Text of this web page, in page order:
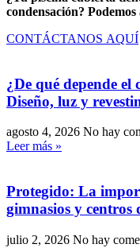
condensación?
CONTÁCTANOS AQUÍ
¿De qué depende
Diseño, luz y
agosto 4, 2026 No hay
Leer más »
Protegido: La
gimnasios y centros
julio 2, 2026 No hay